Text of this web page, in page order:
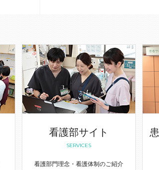
看護部サイト
SERVICES
看護部門理念・看護体制のご紹介